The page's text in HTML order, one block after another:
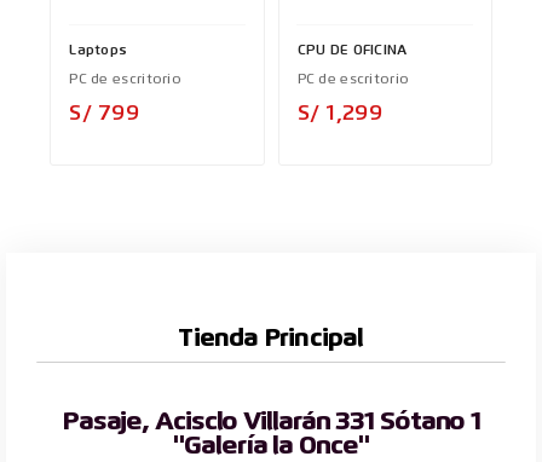
Laptops
PC de escritorio
S/ 799
CPU DE OFICINA
PC de escritorio
S/ 1,299
Tienda Principal
Pasaje, Acisclo Villarán 331 Sótano 1
"Galería la Once"